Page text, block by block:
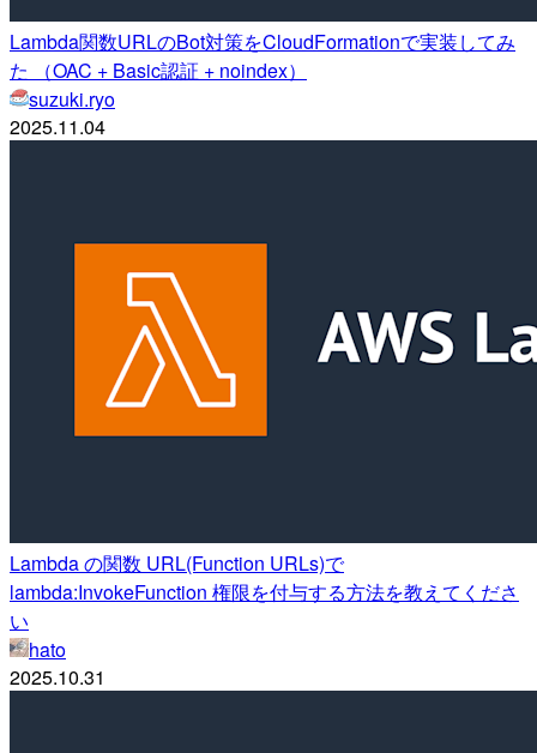
Lambda関数URLのBot対策をCloudFormationで実装してみ
た （OAC + Basic認証 + noindex）
suzuki.ryo
2025.11.04
Lambda の関数 URL(Function URLs)で
lambda:InvokeFunction 権限を付与する方法を教えてくださ
い
hato
2025.10.31